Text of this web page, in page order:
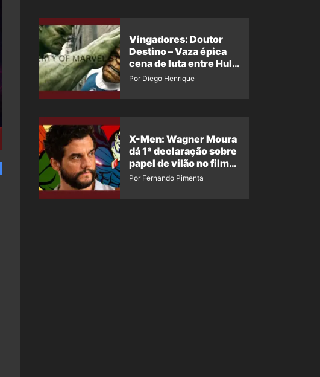
Vingadores: Doutor
Destino – Vaza épica
cena de luta entre Hulk
e o Coisa
Por Diego Henrique
X-Men: Wagner Moura
dá 1ª declaração sobre
papel de vilão no filme
da Marvel
Por Fernando Pimenta